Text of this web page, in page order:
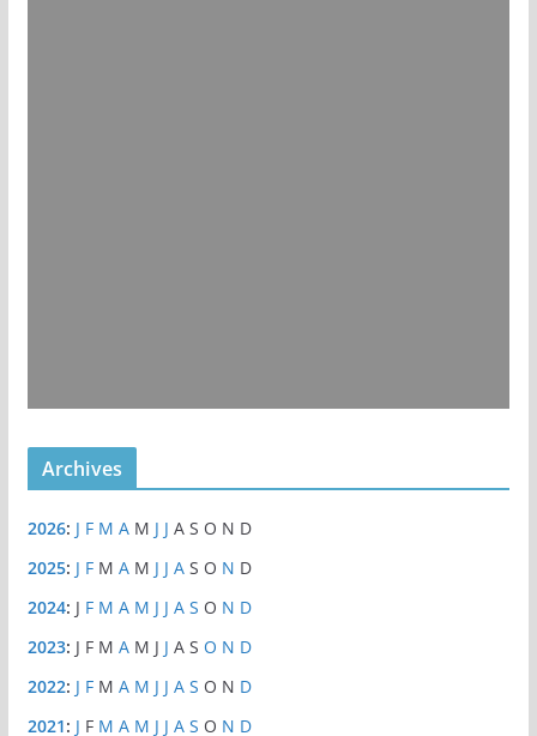
Archives
2026: J F M A M J J A S O N D
2025: J F M A M J J A S O N D
2024: J F M A M J J A S O N D
2023: J F M A M J J A S O N D
2022: J F M A M J J A S O N D
2021: J F M A M J J A S O N D